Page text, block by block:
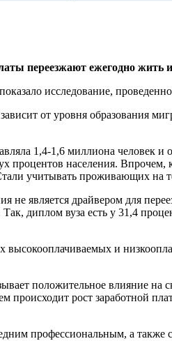
переезжают ежегодно жить
исследование,
от уровня образования
1,4-1,6 миллиона человек
процентов населения.
учитывать проживающих на
не является драйвером для
диплом вуза есть у 31,4
высокооплачиваемых и
положительное влияние на
происходит рост заработной
профессиональным, а также